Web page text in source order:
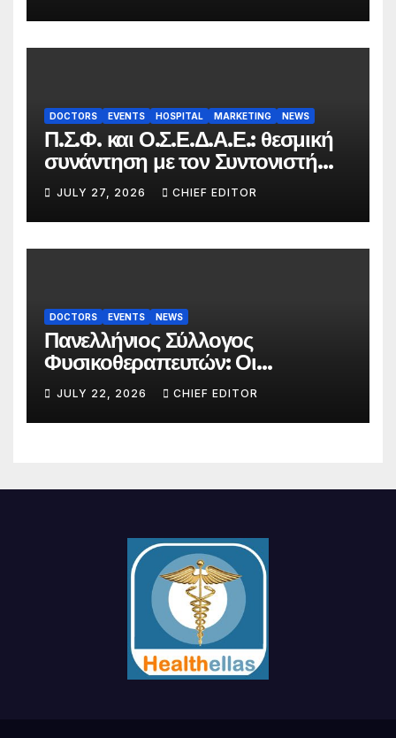
DOCTORS EVENTS HOSPITAL MARKETING NEWS
Π.Σ.Φ. και Ο.Σ.Ε.Δ.Α.Ε.: θεσμική
συνάντηση με τον Συντονιστή
του Γραφείου του
Πρωθυπουργού
JULY 27, 2026 CHIEF EDITOR
DOCTORS EVENTS NEWS
Πανελλήνιος Σύλλογος
Φυσικοθεραπευτών: Οι
προτάσεις προς τον ΕΟΠΥΥ για
τον περιορισμό του clawback
JULY 22, 2026 CHIEF EDITOR